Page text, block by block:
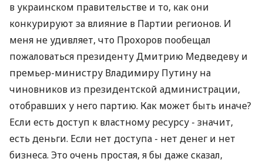
в украинском правительстве и то, как они
конкурируют за влияние в Партии регионов. И
меня не удивляет, что Прохоров пообещал
пожаловаться президенту Дмитрию Медведеву и
премьер-министру Владимиру Путину на
чиновников из президентской администрации,
отобравших у него партию. Как может быть иначе?
Если есть доступ к властному ресурсу - значит,
есть деньги. Если нет доступа - нет денег и нет
бизнеса. Это очень простая, я бы даже сказал,